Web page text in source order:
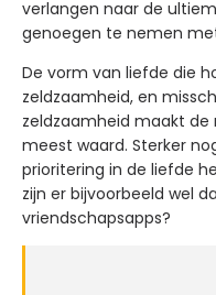
verlangen naar de
genoegen te nemen
De vorm van liefde die
zeldzaamheid, en
zeldzaamheid maakt
meest waard. Sterker
prioritering in de liefde
zijn er bijvoorbeeld wel
vriendschapsapps?